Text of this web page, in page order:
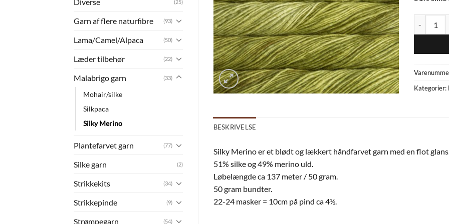
(25)
Garn af flere naturfibre (93)
Lama/Camel/Alpaca (50)
Læder tilbehør (22)
Malabrigo garn (33)
Mohair/silke
Silkpaca
Silky Merino
Plantefarvet garn (77)
Silke garn (2)
Strikkekits (34)
Strikkepinde (9)
Strømpegarn (54)
Kategorier:
BESKRIVELSE
Silky Merino er et blødt og lækkert håndfarvet garn med en flot
51% silke og 49% merino uld.
Løbelængde ca 137 meter / 50 gram.
50 gram bundter.
22-24 masker = 10cm på pind ca 4½.